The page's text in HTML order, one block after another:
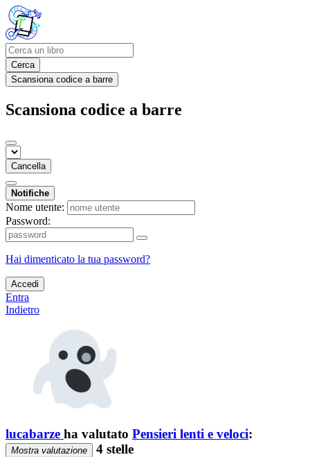
Cerca
Scansiona codice a barre
Scansiona codice a barre
Cancella
Notifiche
Nome utente:
Password:
Hai dimenticato la tua password?
Accedi
Entra
Indietro
lucabarze ha valutato Pensieri lenti e veloci:
Mostra valutazione 4 stelle